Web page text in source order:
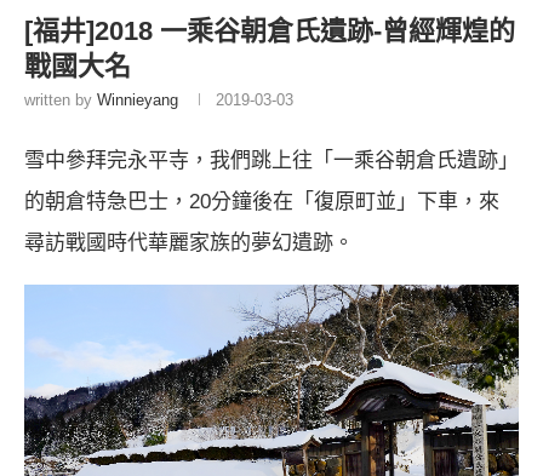
[福井]2018 一乘谷朝倉氏遺跡-曾經輝煌的
戰國大名
written by Winnieyang 2019-03-03
雪中參拜完永平寺，我們跳上往「一乘谷朝倉氏遺跡」
的朝倉特急巴士，20分鐘後在「復原町並」下車，來
尋訪戰國時代華麗家族的夢幻遺跡。